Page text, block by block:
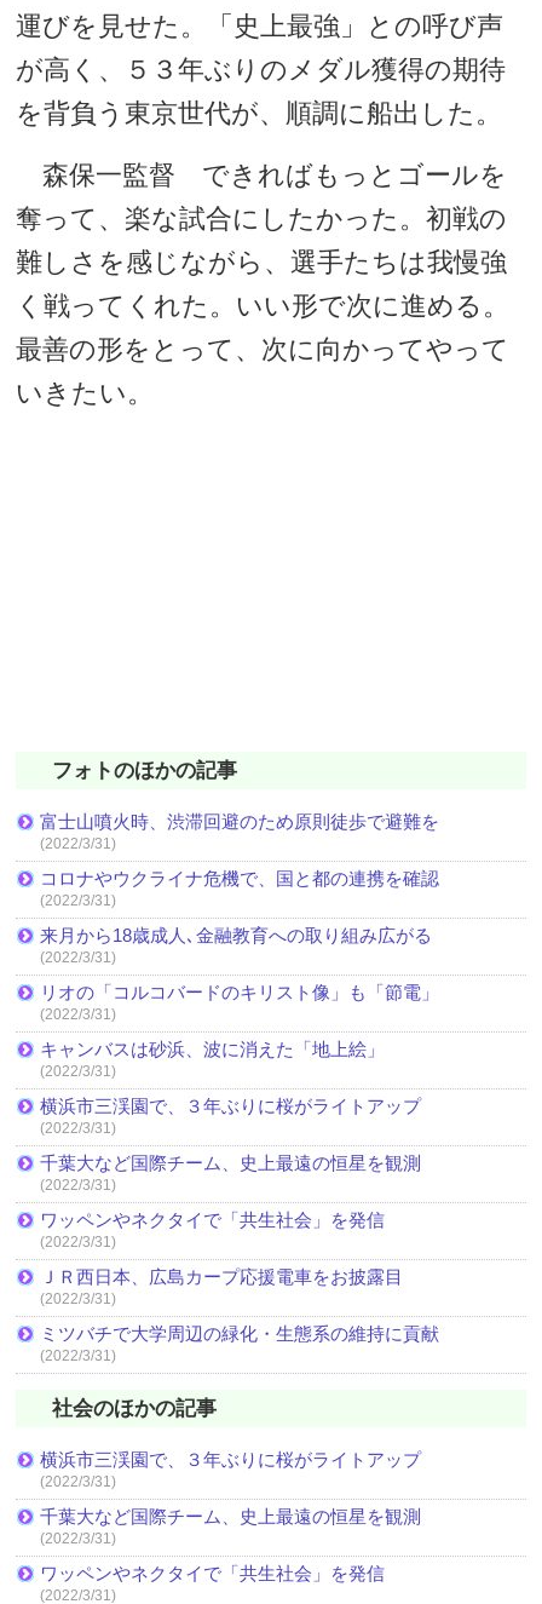
運びを見せた。「史上最強」との呼び声
が高く、５３年ぶりのメダル獲得の期待
を背負う東京世代が、順調に船出した。
森保一監督 できればもっとゴールを
奪って、楽な試合にしたかった。初戦の
難しさを感じながら、選手たちは我慢強
く戦ってくれた。いい形で次に進める。
最善の形をとって、次に向かってやって
いきたい。
フォトのほかの記事
富士山噴火時、渋滞回避のため原則徒歩で避難を
(2022/3/31)
コロナやウクライナ危機で、国と都の連携を確認
(2022/3/31)
来月から18歳成人､金融教育への取り組み広がる
(2022/3/31)
リオの「コルコバードのキリスト像」も「節電」
(2022/3/31)
キャンバスは砂浜、波に消えた「地上絵」
(2022/3/31)
横浜市三渓園で、３年ぶりに桜がライトアップ
(2022/3/31)
千葉大など国際チーム、史上最遠の恒星を観測
(2022/3/31)
ワッペンやネクタイで「共生社会」を発信
(2022/3/31)
ＪＲ西日本、広島カープ応援電車をお披露目
(2022/3/31)
ミツバチで大学周辺の緑化・生態系の維持に貢献
(2022/3/31)
社会のほかの記事
横浜市三渓園で、３年ぶりに桜がライトアップ
(2022/3/31)
千葉大など国際チーム、史上最遠の恒星を観測
(2022/3/31)
ワッペンやネクタイで「共生社会」を発信
(2022/3/31)